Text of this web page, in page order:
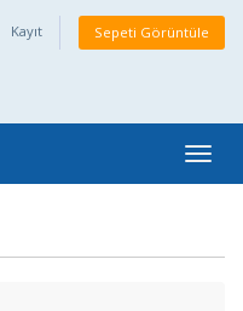
Kayıt Sepeti Görüntüle